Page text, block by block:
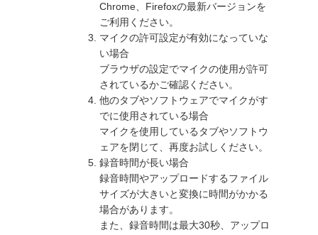
Chrome、Firefoxの最新バージョンを
ご利用ください。
マイクの許可設定が有効になっていな
い場合
ブラウザの設定でマイクの使用が許可
されているかご確認ください。
他のタブやソフトウェアでマイクがす
でに使用されている場合
マイクを使用しているタブやソフトウ
ェアを閉じて、再度お試しください。
録音時間が長い場合
録音時間やアップロードするファイル
サイズが大きいと変換に時間がかかる
場合があります。
また、録音時間は最大30秒、アップロ